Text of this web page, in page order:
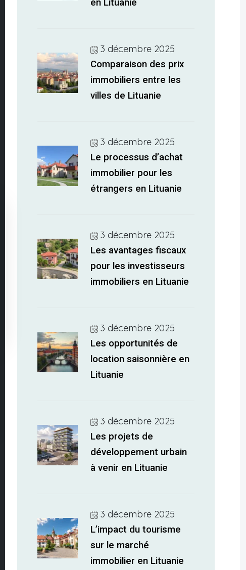
en Lituanie
3 décembre 2025
Comparaison des prix
immobiliers entre les
villes de Lituanie
3 décembre 2025
Le processus d’achat
immobilier pour les
étrangers en Lituanie
3 décembre 2025
Les avantages fiscaux
pour les investisseurs
immobiliers en Lituanie
3 décembre 2025
Les opportunités de
location saisonnière en
Lituanie
3 décembre 2025
Les projets de
développement urbain
à venir en Lituanie
3 décembre 2025
L’impact du tourisme
sur le marché
immobilier en Lituanie